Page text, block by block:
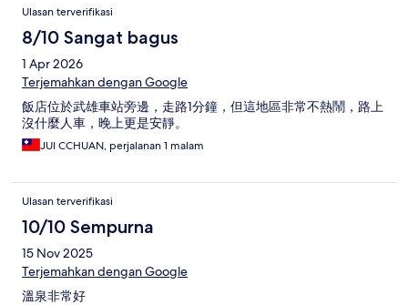
Ulasan terverifikasi
8/10 Sangat bagus
1 Apr 2026
Terjemahkan dengan Google
飯店位於武雄車站旁邊，走路1分鐘，但這地區非常不熱鬧，路上
沒什麼人車，晚上更是安靜。
JUI CCHUAN, perjalanan 1 malam
Ulasan terverifikasi
10/10 Sempurna
15 Nov 2025
Terjemahkan dengan Google
溫泉非常好